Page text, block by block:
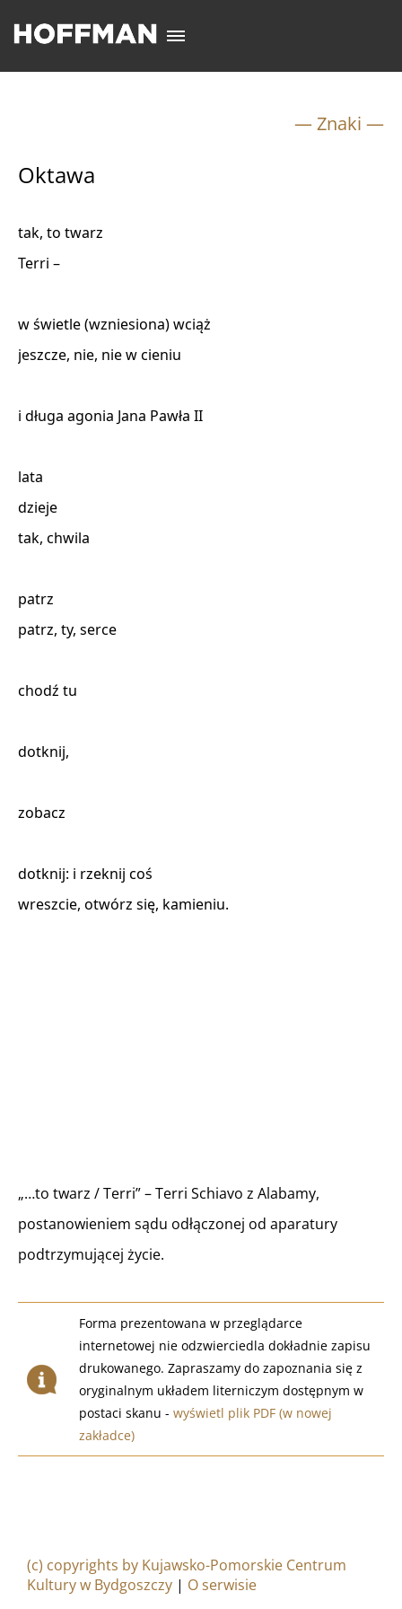
— Znaki —
Oktawa
tak, to twarz
Terri –
w świetle (wzniesiona) wciąż
jeszcze, nie, nie w cieniu
i długa agonia Jana Pawła II
lata
dzieje
tak, chwila
patrz
patrz, ty, serce
chodź tu
dotknij,
zobacz
dotknij: i rzeknij coś
wreszcie, otwórz się, kamieniu.
„…to twarz / Terri” – Terri Schiavo z Alabamy,
postanowieniem sądu odłączonej od aparatury
podtrzymującej życie.
Forma prezentowana w przeglądarce
internetowej nie odzwierciedla dokładnie zapisu
drukowanego. Zapraszamy do zapoznania się z
oryginalnym układem literniczym dostępnym w
postaci skanu - wyświetl plik PDF (w nowej
zakładce)
(c) copyrights by Kujawsko-Pomorskie Centrum
Kultury w Bydgoszczy | O serwisie